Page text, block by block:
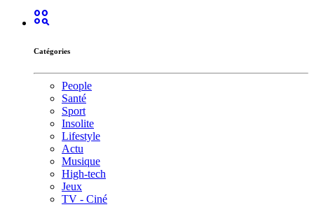
action_key
Catégories
People
Santé
Sport
Insolite
Lifestyle
Actu
Musique
High-tech
Jeux
TV - Ciné